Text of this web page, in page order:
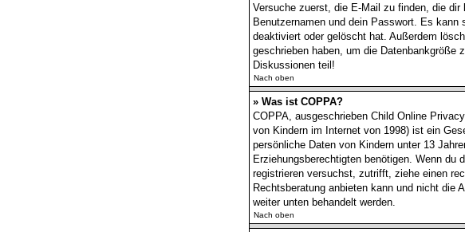
Versuche zuerst, die E-Mail zu finden, die dir
Benutzernamen und dein Passwort. Es
deaktiviert oder gelöscht hat. Außerdem
geschrieben haben, um die Datenbankgröße
Diskussionen teil!
Nach oben
» Was ist COPPA?
COPPA, ausgeschrieben Child Online
von Kindern im Internet von 1998) ist ein
persönliche Daten von Kindern unter 13
Erziehungsberechtigten benötigen. Wenn
registrieren versuchst, zutrifft, ziehe einen
Rechtsberatung anbieten kann und nicht die
weiter unten behandelt werden.
Nach oben